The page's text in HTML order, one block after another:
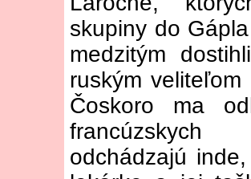
skupiny do
medzitým
ruským veliteľom
Čoskoro ma
odchádzajú